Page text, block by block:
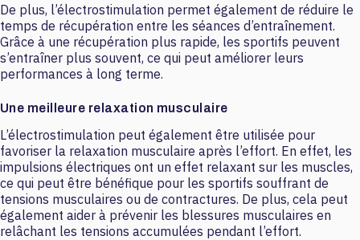
De plus, l’électrostimulation permet également de réduire le
temps de récupération entre les séances d’entraînement.
Grâce à une récupération plus rapide, les sportifs peuvent
s’entraîner plus souvent, ce qui peut améliorer leurs
performances à long terme.
Une meilleure relaxation musculaire
L’électrostimulation peut également être utilisée pour
favoriser la relaxation musculaire après l’effort. En effet, les
impulsions électriques ont un effet relaxant sur les muscles,
ce qui peut être bénéfique pour les sportifs souffrant de
tensions musculaires ou de contractures. De plus, cela peut
également aider à prévenir les blessures musculaires en
relâchant les tensions accumulées pendant l’effort.